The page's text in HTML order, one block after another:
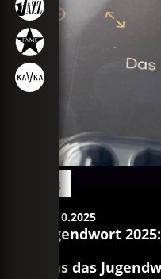
Blog
18.10.2025
Jugendwort
Was das